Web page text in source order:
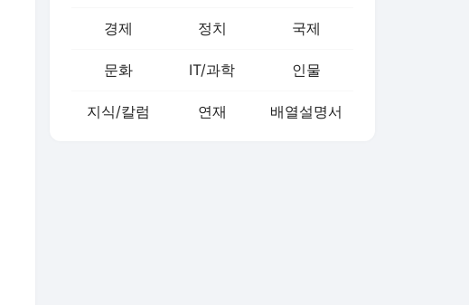
경제 정치 국제
문화 IT/과학 인물
지식/칼럼 연재 배열설명서